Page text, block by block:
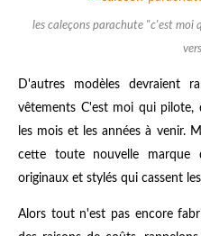
les caleçons parachute "c'est moi
D'autres modèles devraient
vêtements C'est moi qui pilote,
les mois et les années à venir.
cette toute nouvelle marque
originaux et stylés qui cassent
Alors tout n'est pas encore